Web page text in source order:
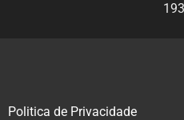
Politica de Privacidade